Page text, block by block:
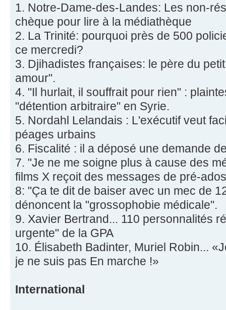
1. Notre-Dame-des-Landes: Les non-
chèque pour lire à la médiathèque
2. La Trinité: pourquoi près de 500
ce mercredi?
3. Djihadistes françaises: le père du
amour".
4. "Il hurlait, il souffrait pour rien" :
"détention arbitraire" en Syrie.
5. Nordahl Lelandais : L'exécutif veut
péages urbains
6. Fiscalité : il a déposé une demande
7. "Je ne me soigne plus à cause des
films X reçoit des messages de pré-
8: "Ça te dit de baiser avec un mec de
dénoncent la "grossophobie médicale".
9. Xavier Bertrand... 110 personnalités
urgente" de la GPA
10. Élisabeth Badinter, Muriel Robin...
je ne suis pas En marche !»
International